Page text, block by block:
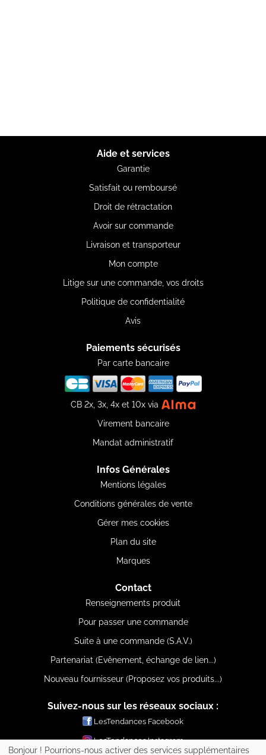
Aide et services
Garantie
Satisfait ou remboursé
Droit de rétractation
Avoir sur commande
Livraison et transporteur
Mon compte
Litige sur une commande, vos droits
Politique de confidentialité
Avis
Paiements sécurisés
Par carte bancaire
CB 2x, 3x, 4x et 10x via
Virement bancaire
Mandat administratif
Infos Générales
Mentions légales
Conditions générales de vente
Gérer mes cookies
Plan du site
Marques
Contact
Renseignements produit
Pour passer une commande
Suite à une commande (S.A.V.)
Partenariat (Evênement, échange de lien...)
Nouveau fournisseur (Proposez vos produits...)
Suivez-nous sur les réseaux sociaux :
LesTendances Facebook
LesTendances Instagram
Bonjour ! Pourrions-nous activer des services supplémentaires